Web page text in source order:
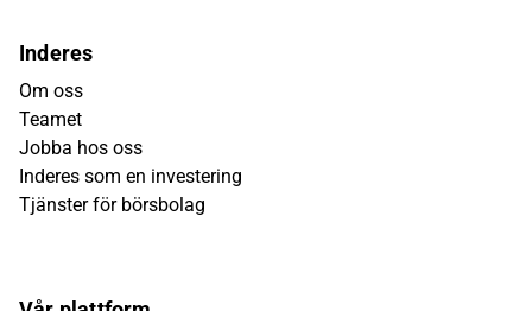
Inderes
Om oss
Teamet
Jobba hos oss
Inderes som en investering
Tjänster för börsbolag